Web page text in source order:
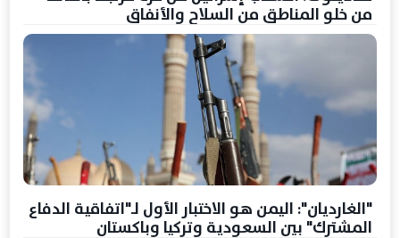
من خلو المناطق من السلاح والأنفاق
"الغارديان": اليمن هو الاختبار الأول لـ"اتفاقية الدفاع
المشترك" بين السعودية وتركيا وباكستان